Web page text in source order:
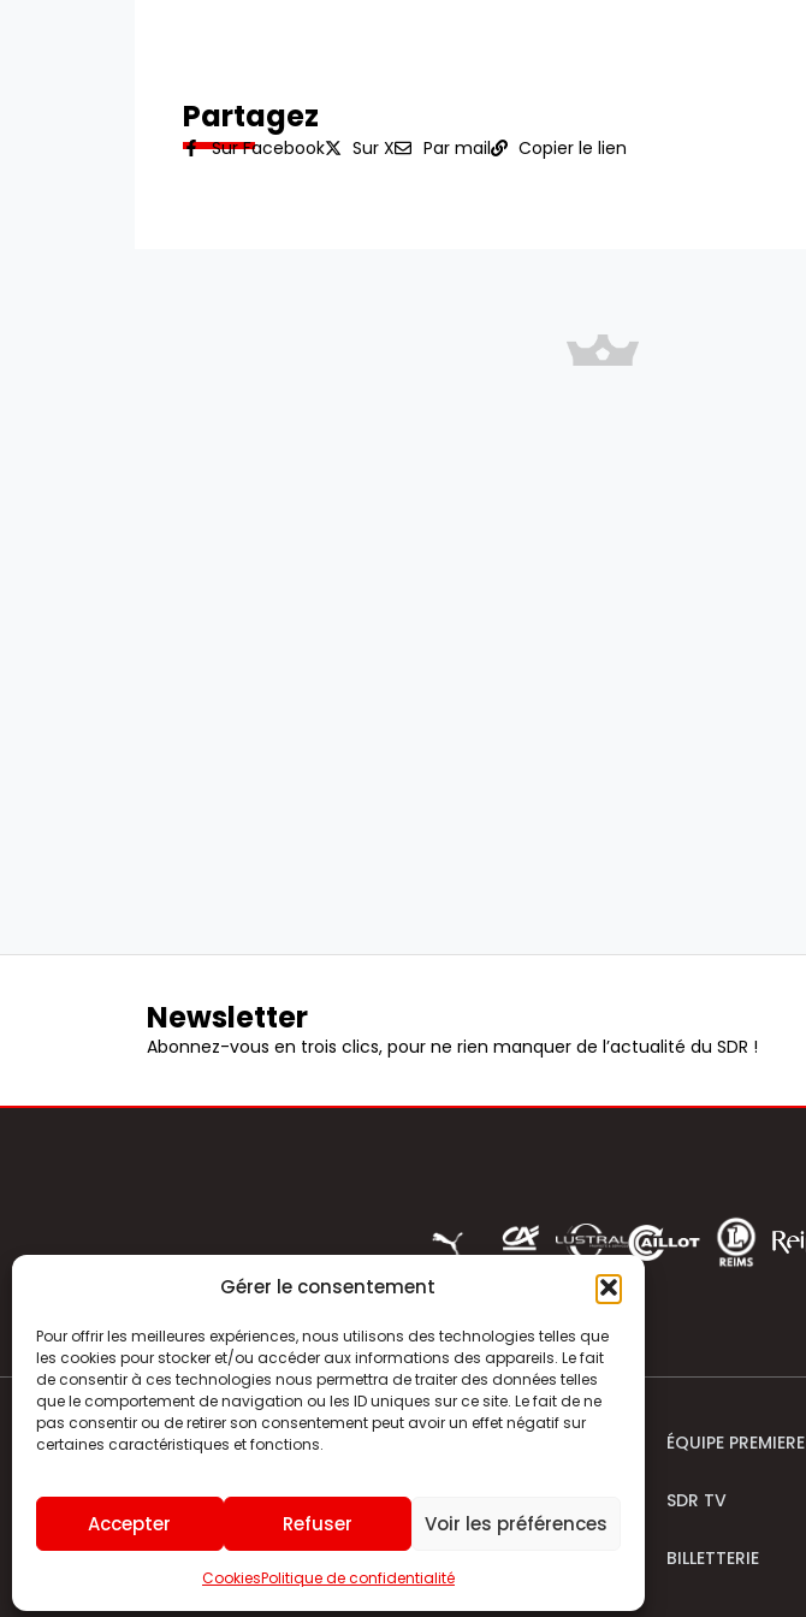
Gérer le consentement
Pour offrir les meilleures expériences, nous utilisons des technologies telles que
les cookies pour stocker et/ou accéder aux informations des appareils. Le fait
de consentir à ces technologies nous permettra de traiter des données telles
que le comportement de navigation ou les ID uniques sur ce site. Le fait de ne
pas consentir ou de retirer son consentement peut avoir un effet négatif sur
certaines caractéristiques et fonctions.
Accepter Refuser Voir les préférences
CookiesPolitique de confidentialité
Partagez
Sur Facebook Sur X Par mail Copier le lien
Newsletter
Abonnez-vous en trois clics, pour ne rien manquer de l’actualité du SDR !
HISTOIRE
CLUB
ÉQUIPE PREMIERE
SDR TV
BILLETTERIE